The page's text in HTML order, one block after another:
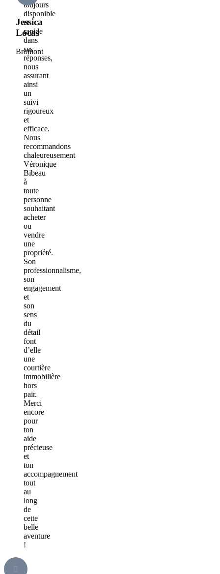
toujours
disponible
et
rapide
dans
ses
réponses,
nous
assurant
ainsi
un
suivi
rigoureux
et
efficace.
Nous
recommandons
chaleureusement
Véronique
Bibeau
à
toute
personne
souhaitant
acheter
ou
vendre
une
propriété.
Son
professionnalisme,
son
engagement
et
son
sens
du
détail
font
d’elle
une
courtière
immobilière
hors
pair.
Merci
encore
pour
ton
aide
précieuse
et
ton
accompagnement
tout
au
long
de
cette
belle
aventure
!
Jessica
Locas
Bromont